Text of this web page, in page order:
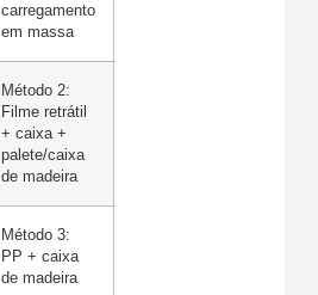
carregamento
em massa
Método 2:
Filme retrátil
+ caixa +
palete/caixa
de madeira
Método 3:
PP + caixa
de madeira